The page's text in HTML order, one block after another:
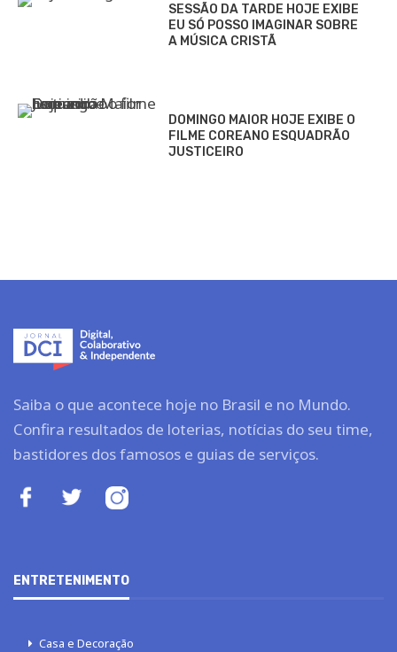
SESSÃO DA TARDE HOJE EXIBE
EU SÓ POSSO IMAGINAR SOBRE
A MÚSICA CRISTÃ
DOMINGO MAIOR HOJE EXIBE O
FILME COREANO ESQUADRÃO
JUSTICEIRO
Saiba o que acontece hoje no Brasil e no Mundo.
Confira resultados de loterias, notícias do seu time,
bastidores dos famosos e guias de serviços.
ENTRETENIMENTO
Casa e Decoração